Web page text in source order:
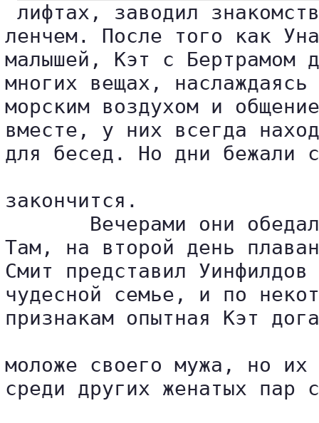
лифтах, заводил
ленчем. После того как
малышей, Кэт с Бертрамом
многих вещах,
морским воздухом и
вместе, у них всегда
для бесед. Но дни бежали
закончится.
Вечерами они
Там, на второй день
Смит представил
чудесной семье, и по
признакам опытная Кэт
моложе своего мужа, но
среди других женатых пар